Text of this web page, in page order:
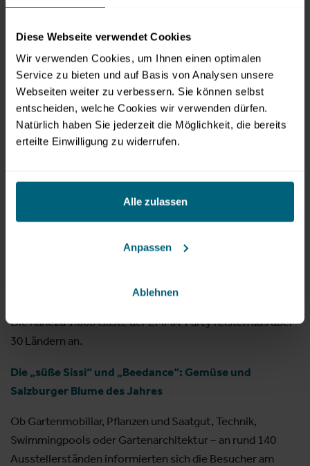
Diese Webseite verwendet Cookies
Wir verwenden Cookies, um Ihnen einen optimalen
Service zu bieten und auf Basis von Analysen unsere
Webseiten weiter zu verbessern. Sie können selbst
entscheiden, welche Cookies wir verwenden dürfen.
Natürlich haben Sie jederzeit die Möglichkeit, die bereits
erteilte Einwilligung zu widerrufen.
Alle zulassen
Anpassen
Ablehnen
GmbH und Hersteller der High End Car Audio Marken Brax,
Helix und Match. Erstmals als Aussteller in der
Produkt- und Marketingmanager Sascha Adam fasst
zusammen: „Unsere Premiere als Aussteller auf der
CarMediaWorld werten wir als gelungenen Auftakt für
unsere Messeaktivitäten in 2016. Wir erlebten ein
hochinteressiertes Publikum, das wir mit kompetenten
hochwertigen Car Audio und Infotainment-Produkte
mehr als 250 Wettbewerbsfahrzeuge aus 25 Ländern
Teilnehmer, unter anderem aus Russland, mit Ihren
Die nahezu 1.000 Gäste der EMMA-Party reisten aus über
30 Ländern an.
Die „süße Sissi“ und „Beedance“: Gemüse und
Salzburger Blume des Jahres
Ob Gartenmobiliar, Pflanzen und Saatgut, Technik,
Swimmingpools oder Gartenarchitektur – an rund 140
Ausstellerständen informierten sich die Besucher am